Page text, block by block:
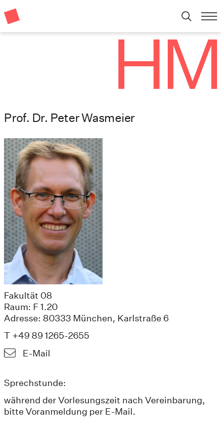
Prof. Dr. Peter Wasmeier
Fakultät 08
Raum: F 1.20
Adresse: 80333 München, Karlstraße 6
T +49 89 1265-2655
E-Mail
Sprechstunde:
während der Vorlesungszeit nach Vereinbarung,
bitte Voranmeldung per E-Mail.